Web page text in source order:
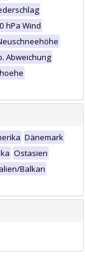
hPa Wind
Abweichung
Dänemark
Ostasien
Balkan